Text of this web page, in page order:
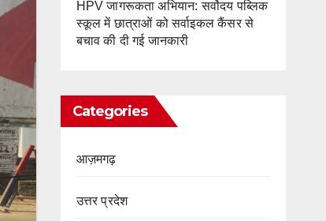
HPV जागरूकता अभियान: सर्वोदय पब्लिक
स्कूल में छात्राओं को सर्वाइकल कैंसर से
बचाव की दी गई जानकारी
Categories
आज़मगढ़
उत्तर प्रदेश